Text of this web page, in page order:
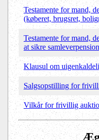
Testamente for mand,
(køberet, brugsret,
Testamente for mand,
at sikre
Klausul om
Salgsopstilling for
Vilkår for frivillig